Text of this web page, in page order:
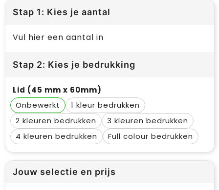
Stap 1: Kies je aantal
Vul hier een aantal in
Stap 2: Kies je bedrukking
Lid (45 mm x 60mm)
Onbewerkt
1
2
3
4
Full colour
Jouw selectie en prijs